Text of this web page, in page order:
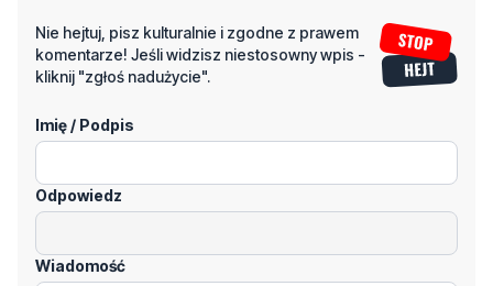
Nie hejtuj, pisz kulturalnie i zgodne z prawem
komentarze! Jeśli widzisz niestosowny wpis -
kliknij "zgłoś nadużycie".
Imię / Podpis
Odpowiedz
Wiadomość